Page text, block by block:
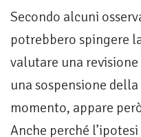
Secondo alcuni
potrebbero spingere
valutare una
una sospensione
momento, appare
Anche perché